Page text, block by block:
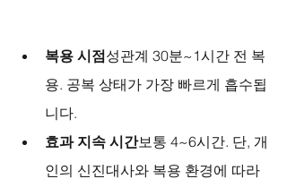
복용 시점성관계 30분~1시간 전 복
용. 공복 상태가 가장 빠르게 흡수됩
니다.
효과 지속 시간보통 4~6시간. 단, 개
인의 신진대사와 복용 환경에 따라